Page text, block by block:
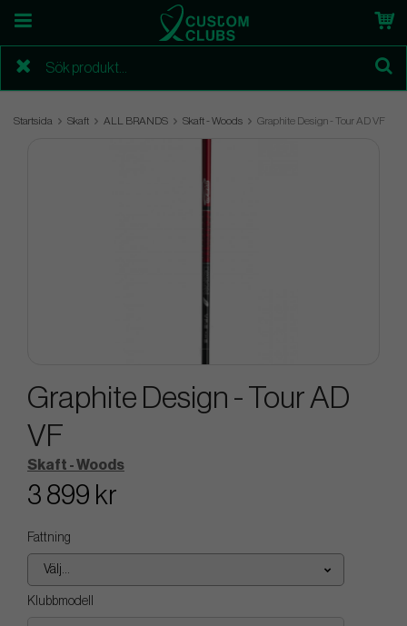
Startsida Skaft ALL BRANDS Skaft - Woods Graphite Design - Tour AD VF
Graphite Design - Tour AD
VF
Skaft - Woods
3 899 kr
Fattning
Välj...
Klubbmodell